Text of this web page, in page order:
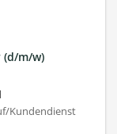
(d/m/w)
Kundendienst